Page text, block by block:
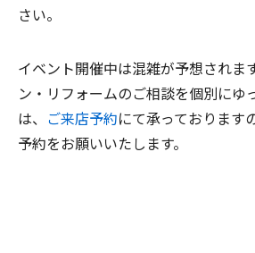
さい。
イベント開催中は混雑が予想されま
ン・リフォームのご相談を個別にゆ
は、 ご来店予約にて承っております
予約をお願いいたします。